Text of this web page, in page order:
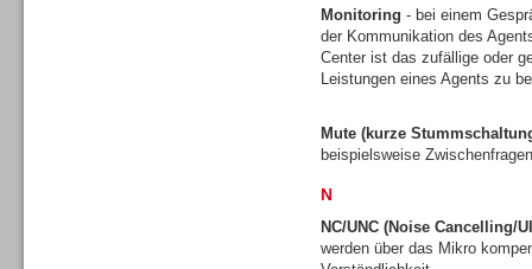
Monitoring - bei einem
der Kommunikation des
Center ist das zufällige oder
Leistungen eines Agents zu
Mute (kurze
beispielsweise
N
NC/UNC (Noise Cancelling/
werden über das Mikro